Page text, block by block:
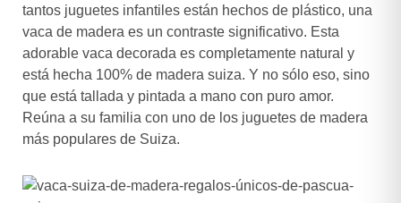
tantos juguetes infantiles están hechos de plástico, una
vaca de madera es un contraste significativo. Esta
adorable vaca decorada es completamente natural y
está hecha 100% de madera suiza. Y no sólo eso, sino
que está tallada y pintada a mano con puro amor.
Reúna a su familia con uno de los juguetes de madera
más populares de Suiza.